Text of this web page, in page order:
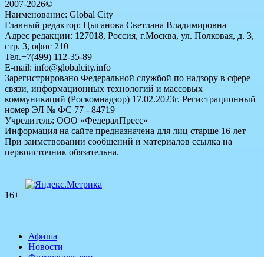
2007-2026©
Наименование: Global City
Главный редактор: Цыганова Светлана Владимировна
Адрес редакции: 127018, Россия, г.Москва, ул. Полковая, д. 3,
стр. 3, офис 210
Тел.+7(499) 112-35-89
E-mail: info@globalcity.info
Зарегистрировано Федеральной службой по надзору в сфере
связи, информационных технологий и массовых
коммуникаций (Роскомнадзор) 17.02.2023г. Регистрационный
номер ЭЛ № ФС 77 - 84719
Учредитель: ООО «ФедералПресс»
Информация на сайте предназначена для лиц старше 16 лет
При заимствовании сообщений и материалов ссылка на
первоисточник обязательна.
16+
Афиша
Новости